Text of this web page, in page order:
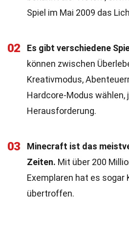
Spiel im Mai 2009 das
02 Es gibt verschiedene
können zwischen
Kreativmodus,
Hardcore-Modus wählen,
Herausforderung.
03
Minecraft ist das
Zeiten. Mit über 200
Exemplaren hat es sogar
übertroffen.